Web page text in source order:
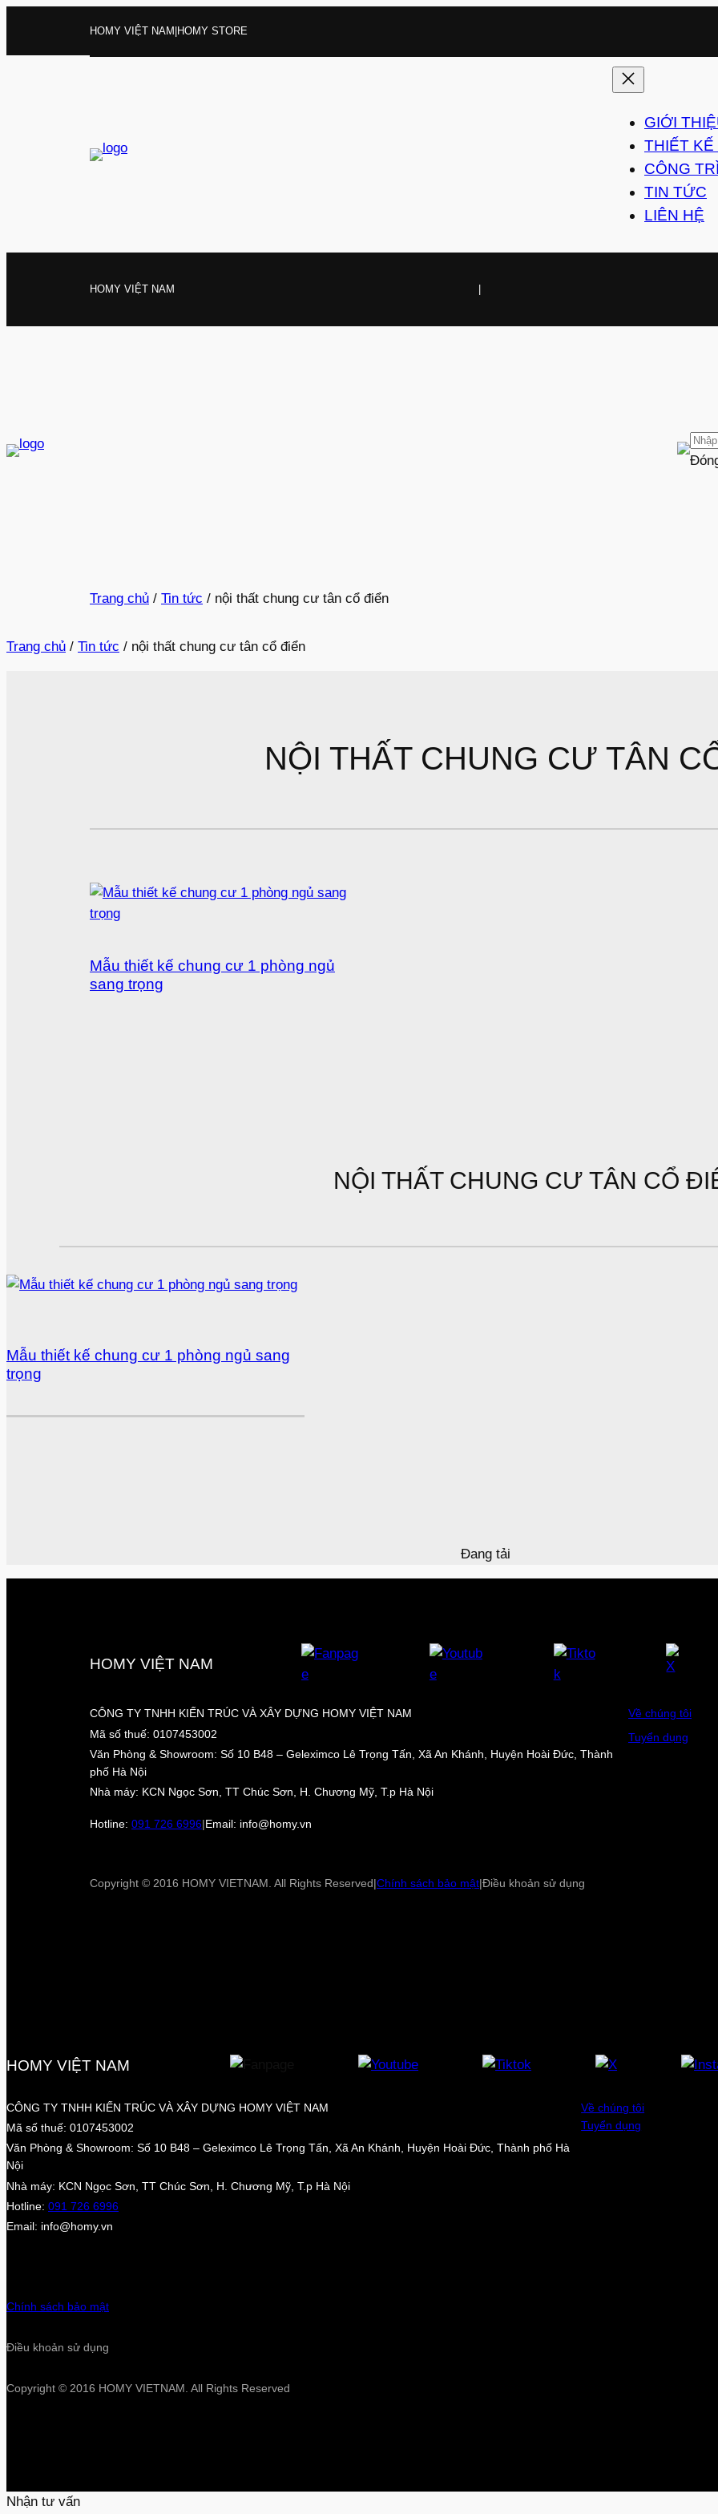
phần
HOMY VIỆT NAM HOMY STORE
GIỚI
THIẾT
CÔNG
TIN TỨC
LIÊN HỆ
HOMY VIỆT NAM
Trang chủ / Tin tức / nội thất chung cư tân cổ điển
Trang chủ / Tin tức / nội thất chung cư tân cổ điển
NỘI THẤT CHUNG CƯ TÂN
Mẫu thiết kế chung cư 1 phòng ngủ
sang trọng
NỘI THẤT CHUNG CƯ TÂN CỔ
Mẫu thiết kế chung cư 1 phòng ngủ sang
trọng
Đang tải
HOMY VIỆT NAM
CÔNG TY TNHH KIẾN TRÚC VÀ XÂY DỰNG HOMY VIỆT NAM
Mã số thuế: 0107453002
Văn Phòng & Showroom: Số 10 B48 – Geleximco Lê Trọng Tấn, Xã An Khánh, Huyện Hoài Đức, Thành
phố Hà Nội
Nhà máy: KCN Ngọc Sơn, TT Chúc Sơn, H. Chương Mỹ, T.p Hà Nội
Hotline: 091 726 6996|Email: info@homy.vn
Về chúng tôi
Tuyển dụng
Copyright © 2016 HOMY VIETNAM. All Rights Reserved|Chính sách bảo mật|Điều khoản sử dụng
HOMY VIỆT NAM
CÔNG TY TNHH KIẾN TRÚC VÀ XÂY DỰNG HOMY VIỆT NAM
Mã số thuế: 0107453002
Văn Phòng & Showroom: Số 10 B48 – Geleximco Lê Trọng Tấn, Xã An Khánh, Huyện Hoài Đức, Thành phố Hà
Nội
Nhà máy: KCN Ngọc Sơn, TT Chúc Sơn, H. Chương Mỹ, T.p Hà Nội
Hotline: 091 726 6996
Email: info@homy.vn
Về chúng tôi
Tuyển dụng
Chính sách bảo mật
Điều khoản sử dụng
Copyright © 2016 HOMY VIETNAM. All Rights Reserved
Nhận tư vấn